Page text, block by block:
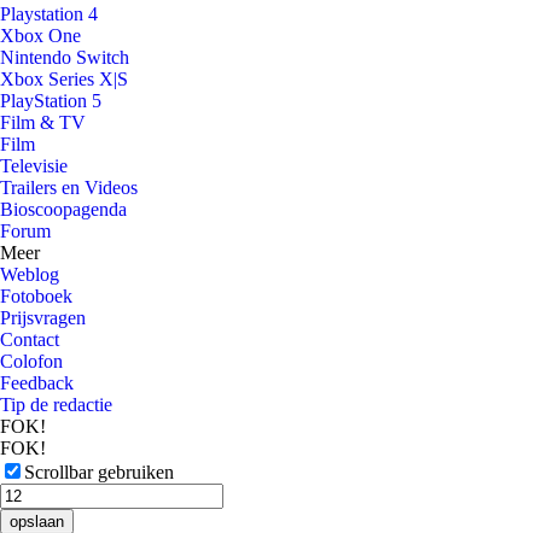
Playstation 4
Xbox One
Nintendo Switch
Xbox Series X|S
PlayStation 5
Film & TV
Film
Televisie
Trailers en Videos
Bioscoopagenda
Forum
Meer
Weblog
Fotoboek
Prijsvragen
Contact
Colofon
Feedback
Tip de redactie
FOK!
FOK!
Scrollbar gebruiken
opslaan